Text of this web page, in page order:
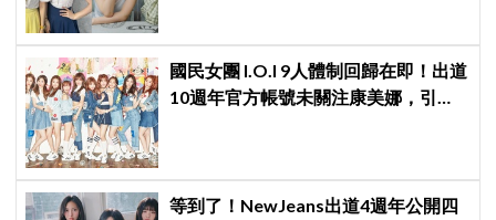
國民女團 I.O.I 9人體制回歸在即！出道
10週年官方帳號未關注康美娜，引發
等到了！NewJeans出道4週年公開四